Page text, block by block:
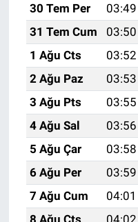
30 Tem Per
03:49
31 Tem Cum
03:50
1 Ağu Cts
03:52
2 Ağu Paz
03:53
3 Ağu Pts
03:55
4 Ağu Sal
03:56
5 Ağu Çar
03:58
6 Ağu Per
03:59
7 Ağu Cum
04:01
8 Ağu Cts
04:02